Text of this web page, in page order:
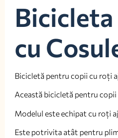
cu
Bicicletă pentru copii cu roți
Această bicicletă pentru
Modelul este echipat cu roți
Este potrivita atât pentru